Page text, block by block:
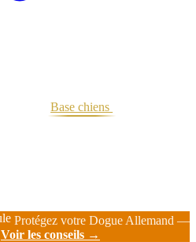
Base chiens
Protégez votre Dogue Allemand —
Voir les conseils →